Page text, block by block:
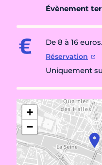
Évènement
De 8 à 16 euros.
Réservation
Uniquement
+
−